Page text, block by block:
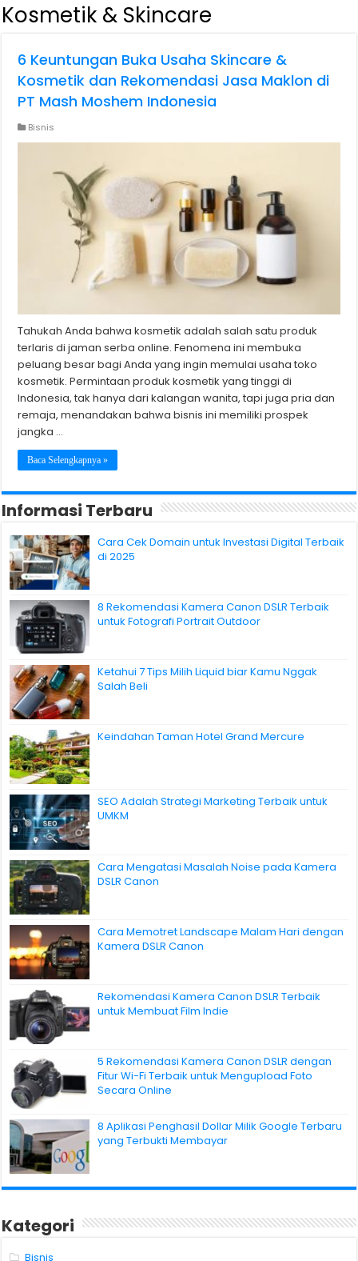
Kosmetik & Skincare
6 Keuntungan Buka Usaha Skincare &
Kosmetik dan Rekomendasi Jasa Maklon di
PT Mash Moshem Indonesia
Bisnis
Tahukah Anda bahwa kosmetik adalah salah satu produk
terlaris di jaman serba online. Fenomena ini membuka
peluang besar bagi Anda yang ingin memulai usaha toko
kosmetik. Permintaan produk kosmetik yang tinggi di
Indonesia, tak hanya dari kalangan wanita, tapi juga pria dan
remaja, menandakan bahwa bisnis ini memiliki prospek
jangka …
Baca Selengkapnya »
Informasi Terbaru
Cara Cek Domain untuk Investasi Digital Terbaik
di 2025
8 Rekomendasi Kamera Canon DSLR Terbaik
untuk Fotografi Portrait Outdoor
Ketahui 7 Tips Milih Liquid biar Kamu Nggak
Salah Beli
Keindahan Taman Hotel Grand Mercure
SEO Adalah Strategi Marketing Terbaik untuk
UMKM
Cara Mengatasi Masalah Noise pada Kamera
DSLR Canon
Cara Memotret Landscape Malam Hari dengan
Kamera DSLR Canon
Rekomendasi Kamera Canon DSLR Terbaik
untuk Membuat Film Indie
5 Rekomendasi Kamera Canon DSLR dengan
Fitur Wi-Fi Terbaik untuk Mengupload Foto
Secara Online
8 Aplikasi Penghasil Dollar Milik Google Terbaru
yang Terbukti Membayar
Kategori
Bisnis